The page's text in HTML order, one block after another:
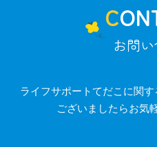
お問
ライフサポートてだこに関
ございましたらお気